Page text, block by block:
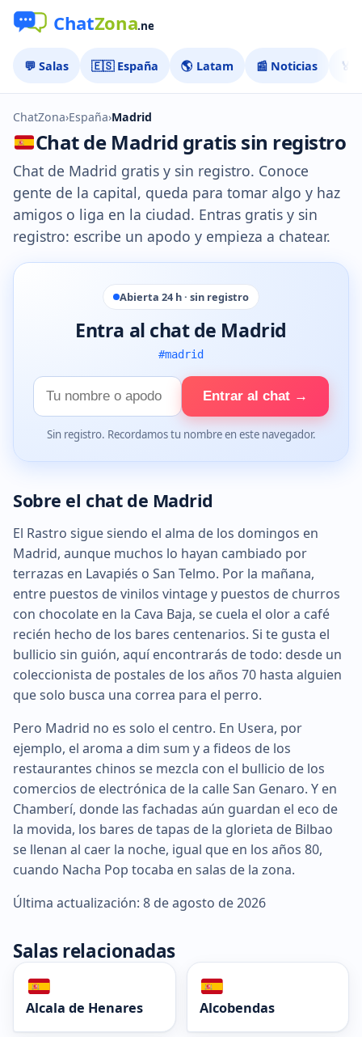
💬 Salas 🇪🇸 España 🌎 Latam 📰 Noticias 🏅
ChatZona›España›Madrid
Chat de Madrid gratis sin registro
Chat de Madrid gratis y sin registro. Conoce
gente de la capital, queda para tomar algo y haz
amigos o liga en la ciudad. Entras gratis y sin
registro: escribe un apodo y empieza a chatear.
Abierta 24 h · sin registro
Entra al chat de Madrid
#madrid
Tu
nombre
Entrar al chat →
Sin registro. Recordamos tu nombre en este navegador.
Sobre el chat de Madrid
El Rastro sigue siendo el alma de los domingos en
Madrid, aunque muchos lo hayan cambiado por
terrazas en Lavapiés o San Telmo. Por la mañana,
entre puestos de vinilos vintage y puestos de churros
con chocolate en la Cava Baja, se cuela el olor a café
recién hecho de los bares centenarios. Si te gusta el
bullicio sin guión, aquí encontrarás de todo: desde un
coleccionista de postales de los años 70 hasta alguien
que solo busca una correa para el perro.
Pero Madrid no es solo el centro. En Usera, por
ejemplo, el aroma a dim sum y a fideos de los
restaurantes chinos se mezcla con el bullicio de los
comercios de electrónica de la calle San Genaro. Y en
Chamberí, donde las fachadas aún guardan el eco de
la movida, los bares de tapas de la glorieta de Bilbao
se llenan al caer la noche, igual que en los años 80,
cuando Nacha Pop tocaba en salas de la zona.
Última actualización: 8 de agosto de 2026
Salas relacionadas
Alcala de Henares Alcobendas